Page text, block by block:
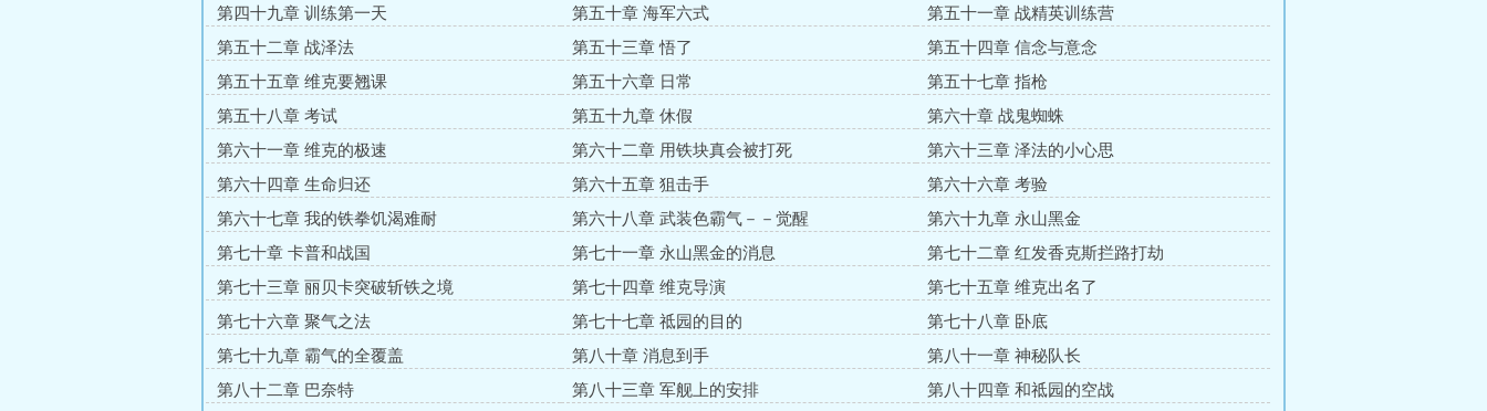
第四十九章 训练第一天
第五十章 海军六式
第五十一章 战精英训练营
第五十二章 战泽法
第五十三章 悟了
第五十四章 信念与意念
第五十五章 维克要翘课
第五十六章 日常
第五十七章 指枪
第五十八章 考试
第五十九章 休假
第六十章 战鬼蜘蛛
第六十一章 维克的极速
第六十二章 用铁块真会被打死
第六十三章 泽法的小心思
第六十四章 生命归还
第六十五章 狙击手
第六十六章 考验
第六十七章 我的铁拳饥渴难耐
第六十八章 武装色霸气－－觉醒
第六十九章 永山黑金
第七十章 卡普和战国
第七十一章 永山黑金的消息
第七十二章 红发香克斯拦路打劫
第七十三章 丽贝卡突破斩铁之境
第七十四章 维克导演
第七十五章 维克出名了
第七十六章 聚气之法
第七十七章 祗园的目的
第七十八章 卧底
第七十九章 霸气的全覆盖
第八十章 消息到手
第八十一章 神秘队长
第八十二章 巴奈特
第八十三章 军舰上的安排
第八十四章 和祗园的空战